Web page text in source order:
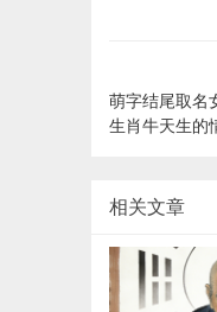
萌字结尾取名
生肖牛天生的
相关文章